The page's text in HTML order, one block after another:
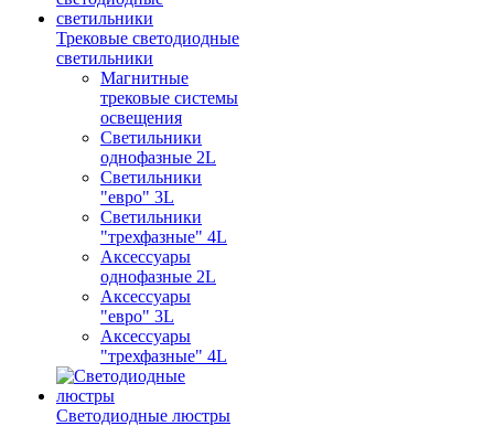
Трековые светодиодные
светильники
Магнитные
трековые системы
освещения
Светильники
однофазные 2L
Светильники
"евро" 3L
Светильники
"трехфазные" 4L
Аксессуары
однофазные 2L
Аксессуары
"евро" 3L
Аксессуары
"трехфазные" 4L
Светодиодные люстры